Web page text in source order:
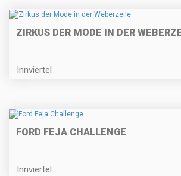
ZIRKUS DER MODE IN DER
Innviertel
FORD FEJA CHALLENGE
Innviertel